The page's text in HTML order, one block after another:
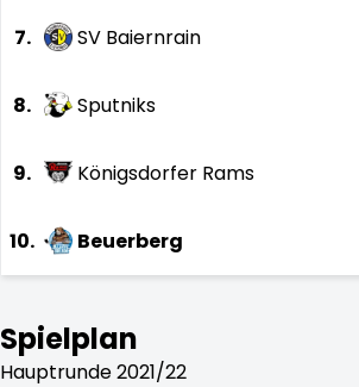
7. SV Baiernrain
8. Sputniks
9. Königsdorfer Rams
10. Beuerberg
Spielplan
Hauptrunde 2021/22